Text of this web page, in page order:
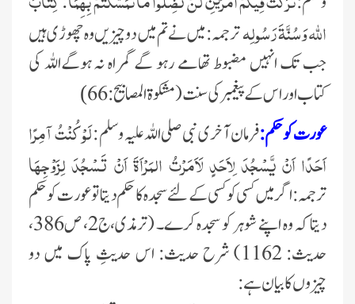
الله وَسُنَّةَرَسُولِهترجمہ:میں نے تم میں دو چیزیں وہ چھوڑی ہیں
جب تک انہیں مضبوط تھامے رہو گے گمراہ نہ ہوگےاللہ کی
کتاب اور اس کے پیغمبرکی سنت (مشکوۃ المصابیح:66
)
عورت کو حکم:فرمان آخری نبیصلی اللہ علیہ وسلم:لَوْ کُنْتُ آمِرًا
اَحَدًا اَنْ یَّسْجُدَ لِاَحَدٍ لَاَمَرْتُ المَرْاَۃَ اَنْ تَسْجُدَ لِزَوْجِہَا
ترجمہ:اگر میں کسی کو کسی کے لئے سجدہ کا حکم دیتا تو عورت کو حکم
دیتا کہ وہ اپنے شوہر کو سجدہ کرے۔ (ترمذی،ج2، ص386،
حدیث: 1162) شرح حدیث: اس حدیثِ پاکمیں دو
چیزوں کا بیان ہے: